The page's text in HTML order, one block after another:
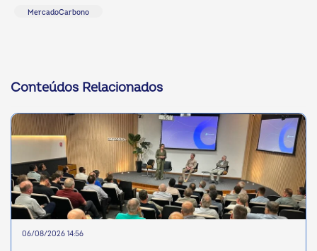
MercadoCarbono
Conteúdos Relacionados
06/08/2026 14:56